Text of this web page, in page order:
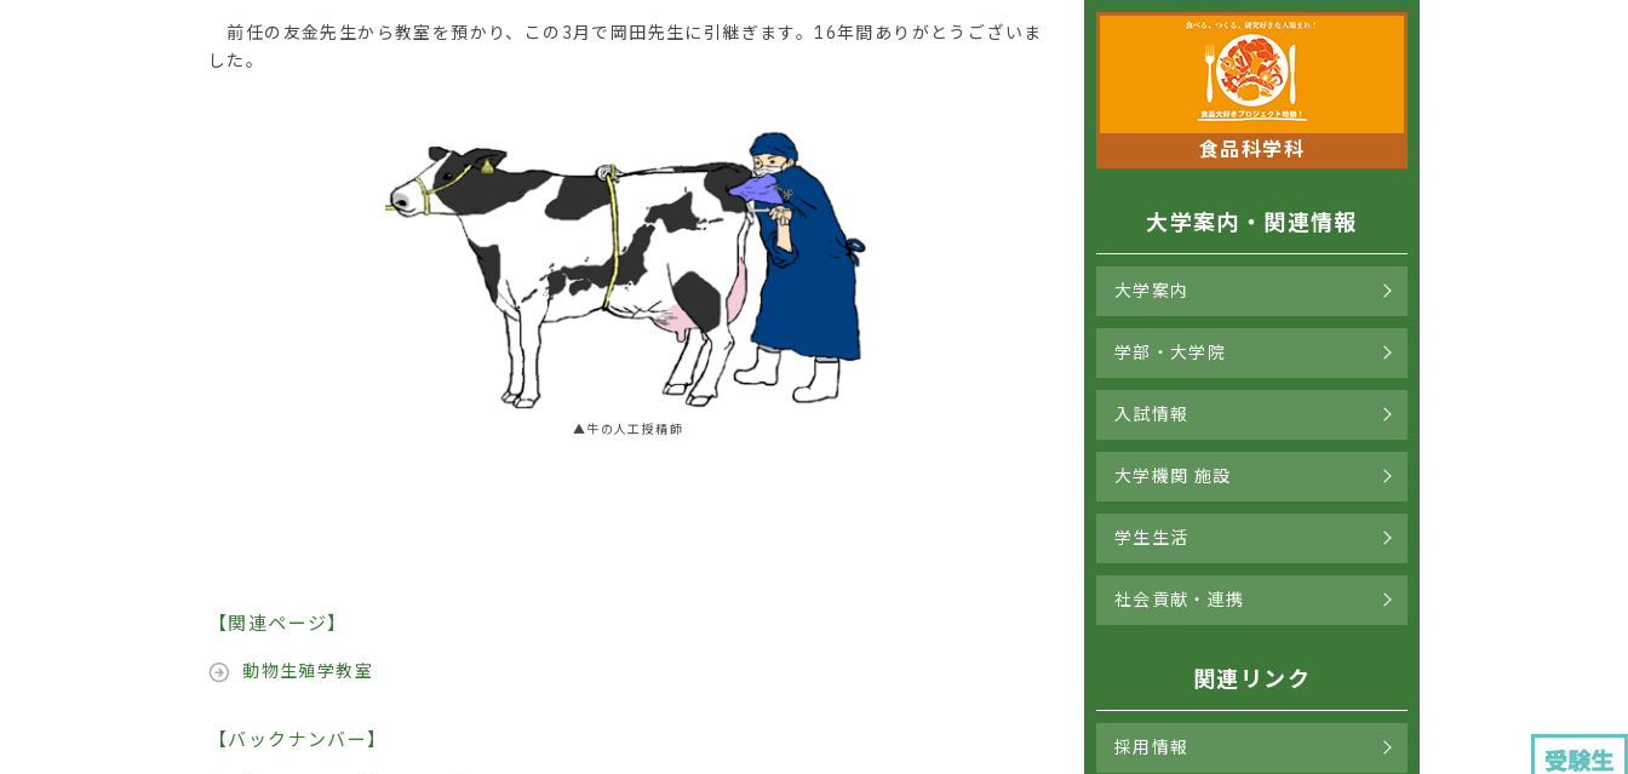
前任の友金先生から教室を預かり、この3月で岡田先生に引継ぎます。16年間ありがとうございま
した。
▲牛の人工授精師
【関連ページ】
動物生殖学教室
【バックナンバー】
食品科学科
大学案内・関連情報
大学案内
学部・大学院
入試情報
大学機関 施設
学生生活
社会貢献・連携
関連リンク
採用情報